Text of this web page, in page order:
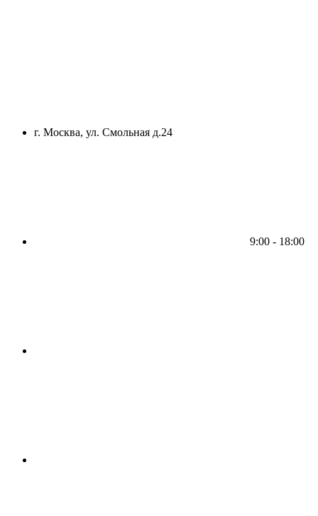
г. Москва, ул. Смольная д.24
9:00 - 18:00